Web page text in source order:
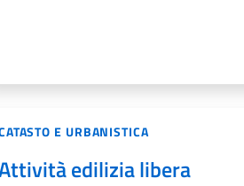
E URBANISTICA
edilizia libera